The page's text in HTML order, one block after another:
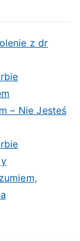
z dr
– Nie Jesteś